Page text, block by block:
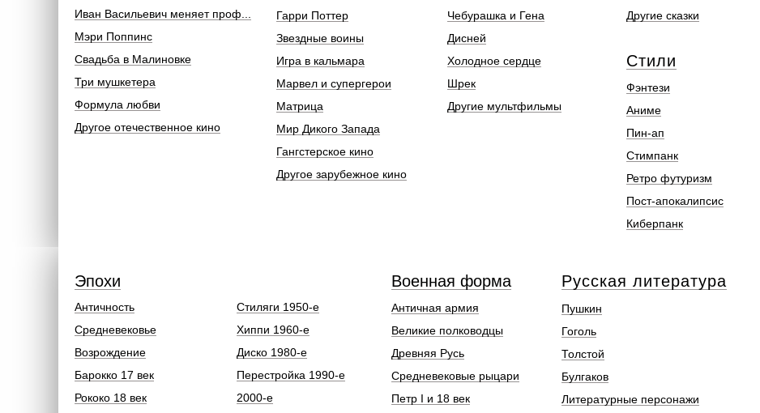
Иван Васильевич меняет проф...
Мэри Поппинс
Свадьба в Малиновке
Три мушкетера
Формула любви
Другое отечественное кино
Гарри Поттер
Звездные воины
Игра в кальмара
Марвел и супергерои
Матрица
Мир Дикого Запада
Гангстерское кино
Другое зарубежное кино
Чебурашка и Гена
Дисней
Холодное сердце
Шрек
Другие мультфильмы
Другие сказки
Стили
Фэнтези
Аниме
Пин-ап
Стимпанк
Ретро футуризм
Пост-апокалипсис
Киберпанк
Античность
Средневековье
Возрождение
Барокко 17 век
Рококо 18 век
Стиляги 1950-е
Хиппи 1960-е
Диско 1980-е
Перестройка 1990-е
2000-е
Эпохи
Античная армия
Великие полководцы
Древняя Русь
Средневековые рыцари
Петр I и 18 век
Военная форма Русская литература
Пушкин
Гоголь
Толстой
Булгаков
Литературные персонажи